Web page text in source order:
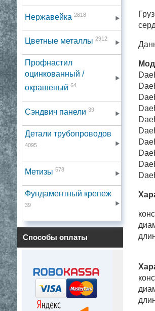
Нержавейка 2818
Цветные металлы 2912
Профнастил
оцинкованный /
окрашеный 64
Сэндвич панели 39
Детали трубопроводов
4095
Метизы 578
Фундаментный крепеж
39
Способы оплаты